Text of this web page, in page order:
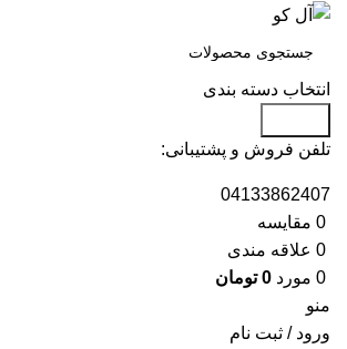
انتخاب دسته بندی
تلفن فروش و پشتیبانی:
04133862407
0 مقايسه
0 علاقه مندی
0 مورد 0 تومان
منو
ورود / ثبت نام